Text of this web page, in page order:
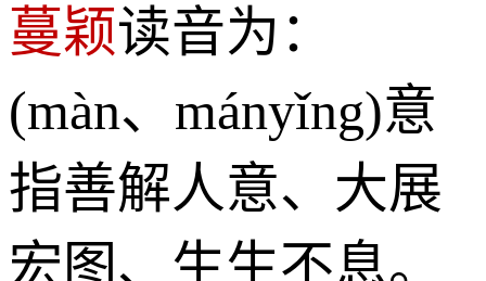
蔓颖读音为：
(màn、mányǐng)意
指善解人意、大展
宏图、生生不息。